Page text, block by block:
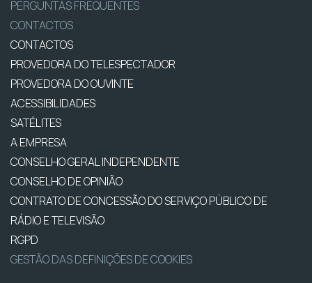
PERGUNTAS FREQUENTES
CONTACTOS
CONTACTOS
PROVEDORA DO TELESPECTADOR
PROVEDORA DO OUVINTE
ACESSIBILIDADES
SATÉLITES
A EMPRESA
CONSELHO GERAL INDEPENDENTE
CONSELHO DE OPINIÃO
CONTRATO DE CONCESSÃO DO SERVIÇO PÚBLICO DE
RÁDIO E TELEVISÃO
RGPD
GESTÃO DAS DEFINIÇÕES DE COOKIES